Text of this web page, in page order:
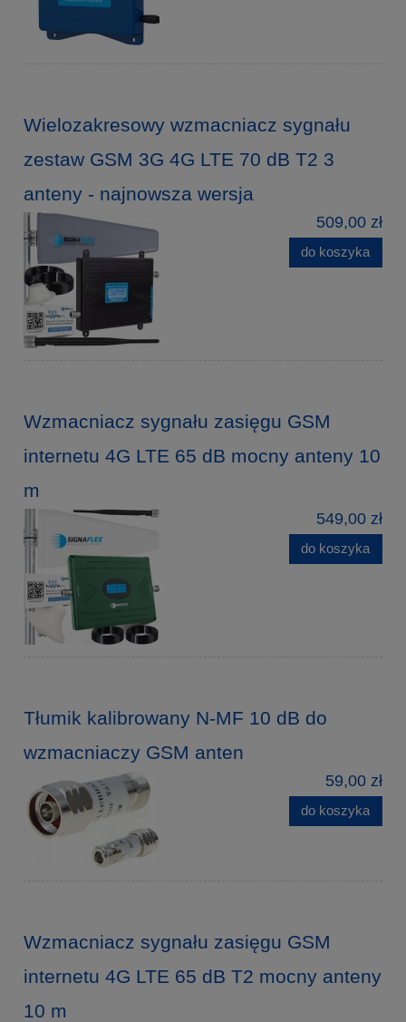
Wielozakresowy wzmacniacz sygnału
zestaw GSM 3G 4G LTE 70 dB T2 3
anteny - najnowsza wersja
509,00 zł
do koszyka
Wzmacniacz sygnału zasięgu GSM
internetu 4G LTE 65 dB mocny anteny 10
m
549,00 zł
do koszyka
Tłumik kalibrowany N-MF 10 dB do
wzmacniaczy GSM anten
59,00 zł
do koszyka
Wzmacniacz sygnału zasięgu GSM
internetu 4G LTE 65 dB T2 mocny anteny
10 m